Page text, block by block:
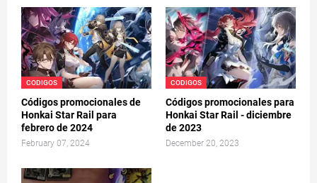
CODIGOS
Códigos promocionales de
Honkai Star Rail para
febrero de 2024
February 07, 2024
CODIGOS
Códigos promocionales para
Honkai Star Rail - diciembre
de 2023
December 20, 2023